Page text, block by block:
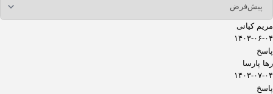
مریم کیانی
۱۴۰۳-۰۶-۰۴
پاسخ
رها پارسا
۱۴۰۳-۰۷-۰۴
پاسخ